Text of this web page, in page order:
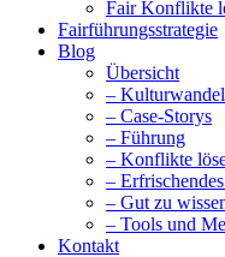
Fair Konflikte
Fairführungsstrategie
Blog
Übersicht
– Kulturwandel
– Case-Storys
– Führung
– Konflikte
–
– Gut zu
– Tools und
Kontakt